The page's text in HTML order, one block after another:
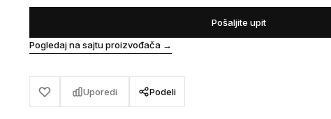
Pošaljite upit
Pogledaj na sajtu proizvođača →
Uporedi Podeli